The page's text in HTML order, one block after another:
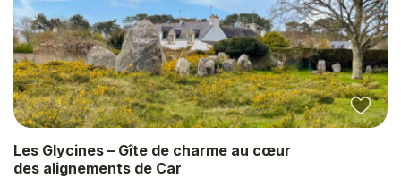
Les Glycines – Gîte de charme au cœur
des alignements de Car